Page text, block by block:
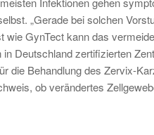
„Gerade bei solchen
GynTect kann das
Deutschland zertifizierten
die Behandlung des Zervix-
ob verändertes